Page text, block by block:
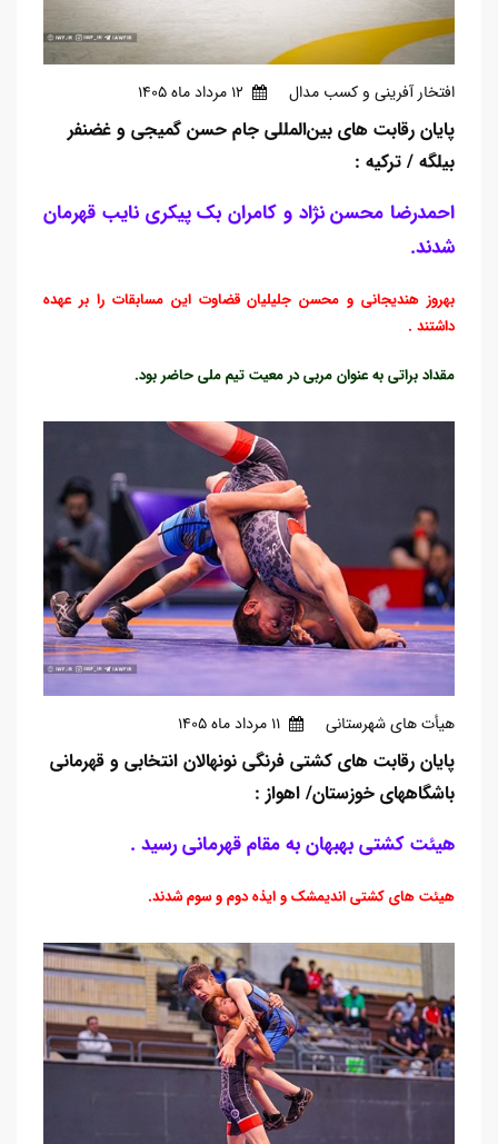
افتخار آفرینی و کسب مدال 12 مرداد ماه 1405
پایان رقابت های بین‌المللی جام حسن گمیجی و غضنفر
بیلگه / ترکیه :
احمدرضا محسن نژاد و کامران بک پیکری نایب قهرمان
شدند.
بهروز هندیجانی و محسن جلیلیان قضاوت این مسابقات را بر عهده
داشتند .
مقداد براتی به عنوان مربی در معیت تیم ملی حاضر بود.
هیأت های شهرستانی 11 مرداد ماه 1405
پایان رقابت های کشتی فرنگی نونهالان انتخابی و قهرمانی
باشگاههای خوزستان/ اهواز :
هیئت کشتی بهبهان به مقام قهرمانی رسید .
هیئت های کشتی اندیمشک و ایذه دوم و سوم شدند.